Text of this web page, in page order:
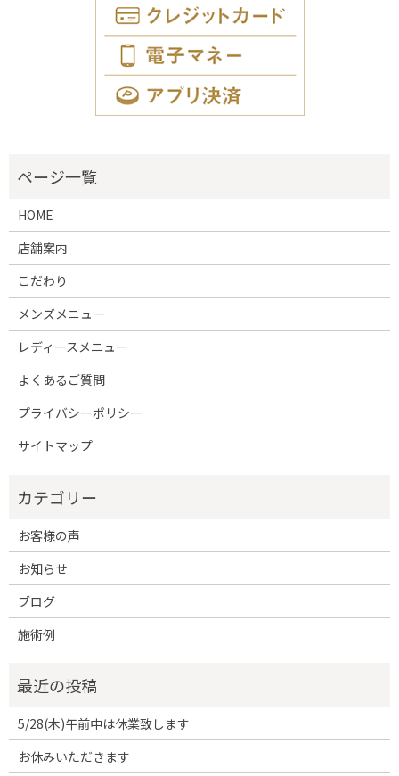
HOME
店舗案内
こだわり
メンズメニュー
レディースメニュー
よくあるご質問
プライバシーポリシー
サイトマップ
お客様の声
お知らせ
ブログ
施術例
5/28(木)午前中は休業致します
お休みいただきます